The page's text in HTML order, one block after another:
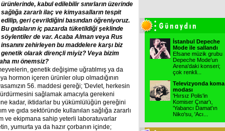
ürünlerinde, kabul edilebilir sınırların üzerinde
sağlığa zararlı ilaç ve kimyasalların tespit
edilip, geri çevrildiğini basından öğreniyoruz.
Bu gıdaların iç pazarda tüketildiği şeklinde
söylentiler de var. Acaba Alman veya Rus
insanını zehirleyen bu maddelere karşı biz
genetik olarak dirençli miyiz? Veya bizim
mı önemsiz?
genetik değişime uğratılmış ya da
hormon içeren ürünler olup olmadığının
56. maddesi gereği; 'Devlet, herkesin
sağlamak amacıyla gerekeni
kadar, iktidarlar bu yükümlülüğün gereğini
ve gıda sektöründe kullanılan sağlığa zararlı
ve ekipmana sahip yeterli laboratuvarlar
yumurta ya da hazır çorbanın içinde;
İstanbul Depeche
Mode ile sallandı
Efsane müzik grubu
Depeche Mode'un
Arena'daki konseri;
çok renkli
Televizyonda koma
modası
'Hırsız Polis'in
Komiser Çınar'ı,
'Yabancı Damat'ın
Niko'su, 'Acı